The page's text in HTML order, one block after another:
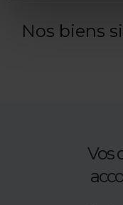
Nos biens
Vos